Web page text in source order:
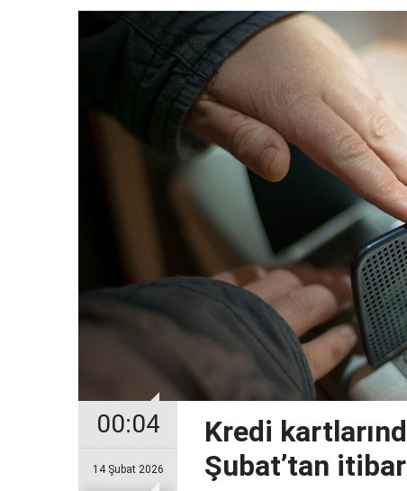
00:04
14 Şubat 2026
Kredi
Şubat’tan